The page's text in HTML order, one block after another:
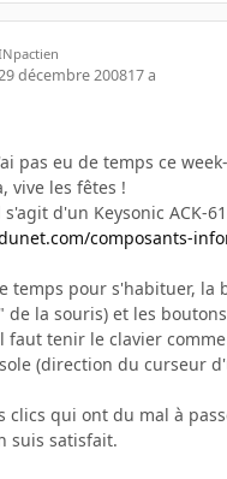
décembre 200817 a
pas eu de temps ce
vive les fêtes !
d'un Keysonic ACK-
composants-
temps pour s'habituer, la
de la souris) et les
faut tenir le clavier
(direction du curseur
clics qui ont du mal à
suis satisfait.